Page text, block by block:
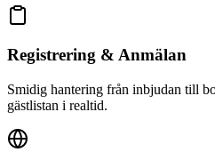
Registrering & Anmälan
Smidig hantering från inbjudan till
gästlistan i realtid.